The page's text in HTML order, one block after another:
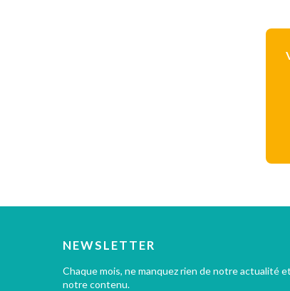
NEWSLETTER
Chaque mois, ne manquez rien de notre actualité
notre contenu.